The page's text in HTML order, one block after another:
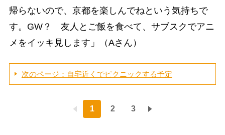
帰らないので、京都を楽しんでねという気持ちで
す。GW？ 友人とご飯を食べて、サブスクでアニ
メをイッキ見します」（Aさん）
次のページ：自宅近くでピクニックする予定
1 2 3